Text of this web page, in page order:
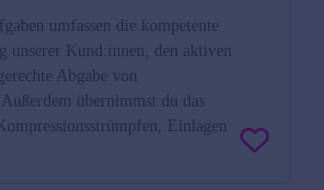
umfassen die kompetente
unserer Kund:innen, den aktiven
Abgabe von
übernimmst du das
Einlagen